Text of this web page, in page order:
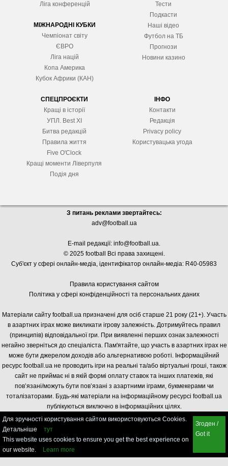
Ліга конференцій
МІЖНАРОДНІ КУБКИ
Чемпіонат світу
ЄВРО
Ліга націй
Копа Америка
Кубок Африки (КАН)
Тести
Подкасти
Наші відео
Футбол на ТБ
Прогнози
Новини казино
СПЕЦПРОЄКТИ
Кращі в історії
УПЛ. Best XІ
Битва редакцій
Правила життя
Five O'Clock
Кращі моменти Ліверпуля
Подія дня
ІНФО
Контакти
Редакція
Privacy policy
Користувацька угода
З питань реклами звертайтесь:
adv@football.ua
E-mail редакції: info@football.ua.
© 2025 football Всі права захищені.
Суб'єкт у сфері онлайн-медіа, ідентифікатор онлайн-медіа: R40-05983
Правила користування сайтом
Політика у сфері конфіденційності та персональних даних
Матеріали сайту football.ua призначені для осіб старше 21 року (21+). Участь
в азартних іграх може викликати ігрову залежність. Дотримуйтесь правил
(принципів) відповідальної гри. При виявленні перших ознак залежності
негайно зверніться до спеціаліста. Пам'ятайте, що участь в азартних іграх не
може бути джерелом доходів або альтернативою роботі. Інформаційний
ресурс football.ua не проводить ігри на реальні та/або віртуальні гроші, також
сайт не приймає ні в якій формі оплату ставок та інших платежів, які
пов’язані/можуть бути пов’язані з азартними іграми, букмекерами чи
тоталізаторами. Будь-які матеріали на інформаційному ресурсі football.ua
публікуються виключно в інформаційних цілях.
Для зручності користування сайтом використовуються Cookies.
Детальніше
тут
This website uses cookies to ensure you get the best experience on
our website.
Learn more
Згоден /
Got it